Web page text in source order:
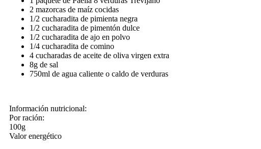
2 mazorcas de maíz cocidas
1/2 cucharadita de pimienta negra
1/2 cucharadita de pimentón dulce
1/2 cucharadita de ajo en polvo
1/4 cucharadita de comino
4 cucharadas de aceite de oliva virgen extra
8g de sal
750ml de agua caliente o caldo de verduras
Información nutricional:
Por ración:
100g
Valor energético